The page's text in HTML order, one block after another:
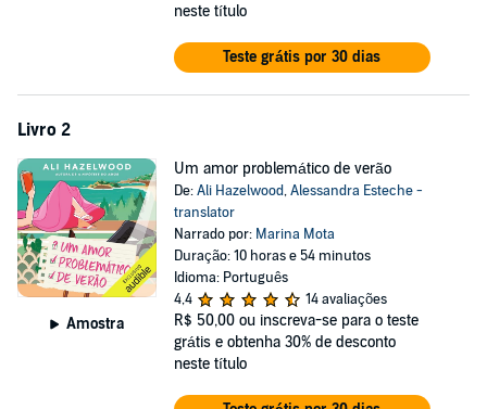
Divididos entre a lealdade e uma atração inegável, Rue e Eli têm um
caso secreto, casual e com prazo de validade: o dia em que uma
neste título
Teste grátis por 30 dias
Livro 2
Amostra
Um amor problemático de verão
De:Ali Hazelwood,Alessandra Esteche -
translator
Narrado por: Marina Mota
Duração: 10 horas e 54 minutos
Idioma: Português
4,4
14 avaliações
R$ 50,00 ou inscreva-se para o teste
grátis e obtenha 30% de desconto
neste título